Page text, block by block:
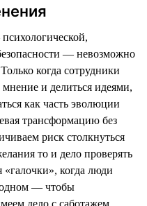
— невозможно
когда сотрудники
и делиться идеями,
как часть эволюции
трансформацию без
риск столкнуться
то и дело проверять
когда люди
— чтобы
дело с саботажем